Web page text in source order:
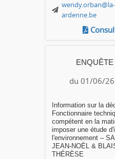
ardenne.be
du 01/06/
Information sur la
Fonctionnaire
compétent en la
imposer une étude
l'environnement –
JEAN-NOËL &
THÉRÈSE